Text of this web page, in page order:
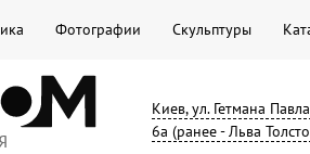
Фотографии Скульптуры
Киев, ул. Гетмана
6а (ранее - Льва